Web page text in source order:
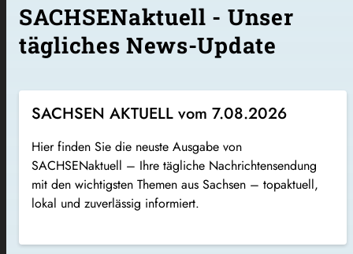
SACHSENaktuell - Unser
tägliches News-Update
SACHSEN AKTUELL vom 7.08.2026
Hier finden Sie die neuste Ausgabe von
SACHSENaktuell – Ihre tägliche Nachrichtensendung
mit den wichtigsten Themen aus Sachsen – topaktuell,
lokal und zuverlässig informiert.